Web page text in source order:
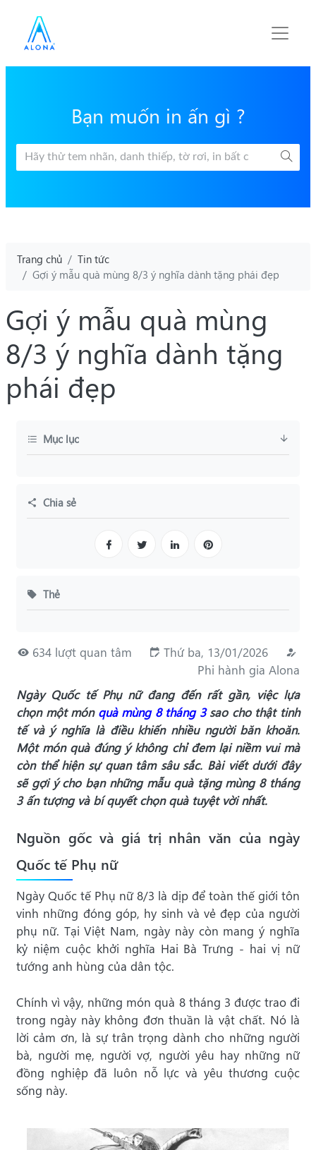
Bạn muốn in ấn gì ?
Trang chủ
Tin tức
Gợi ý mẫu quà mùng 8/3 ý nghĩa dành tặng phái đẹp
Gợi ý mẫu quà mùng
8/3 ý nghĩa dành tặng
phái đẹp
634 lượt quan tâm
Thứ ba, 13/01/2026
Phi hành gia Alona
Ngày Quốc tế Phụ nữ đang đến rất gần, việc lựa
chọn một món quà mùng 8 tháng 3sao cho thật tinh
tế và ý nghĩa là điều khiến nhiều người băn khoăn.
Một món quà đúng ý không chỉ đem lại niềm vui mà
còn thể hiện sự quan tâm sâu sắc. Bài viết dưới đây
sẽ gợi ý cho bạn những mẫu quà tặng mùng 8 tháng
3 ấn tượng và bí quyết chọn quà tuyệt vời nhất.
Nguồn gốc và giá trị nhân văn của ngày
Quốc tế Phụ nữ
Ngày Quốc tế Phụ nữ 8/3 là dịp để toàn thế giới tôn
vinh những đóng góp, hy sinh và vẻ đẹp của người
phụ nữ. Tại Việt Nam, ngày này còn mang ý nghĩa
kỷ niệm cuộc khởi nghĩa Hai Bà Trưng - hai vị nữ
tướng anh hùng của dân tộc.
Chính vì vậy, những món quà 8 tháng 3 được trao đi
trong ngày này không đơn thuần là vật chất. Nó là
lời cảm ơn, là sự trân trọng dành cho những người
bà, người mẹ, người vợ, người yêu hay những nữ
đồng nghiệp đã luôn nỗ lực và yêu thương cuộc
sống này.
Mục lục
Chia sẻ
Thẻ